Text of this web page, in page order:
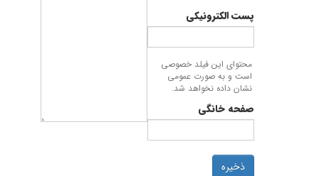
پست الکترونیکی
محتوای این فیلد خصوصی
است و به صورت عمومی
نشان داده نخواهد شد.
صفحه خانگی
ذخیره